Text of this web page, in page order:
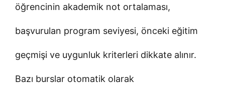
öğrencinin akademik not ortalaması,
başvurulan program seviyesi, önceki eğitim
geçmişi ve uygunluk kriterleri dikkate alınır.
Bazı burslar otomatik olarak